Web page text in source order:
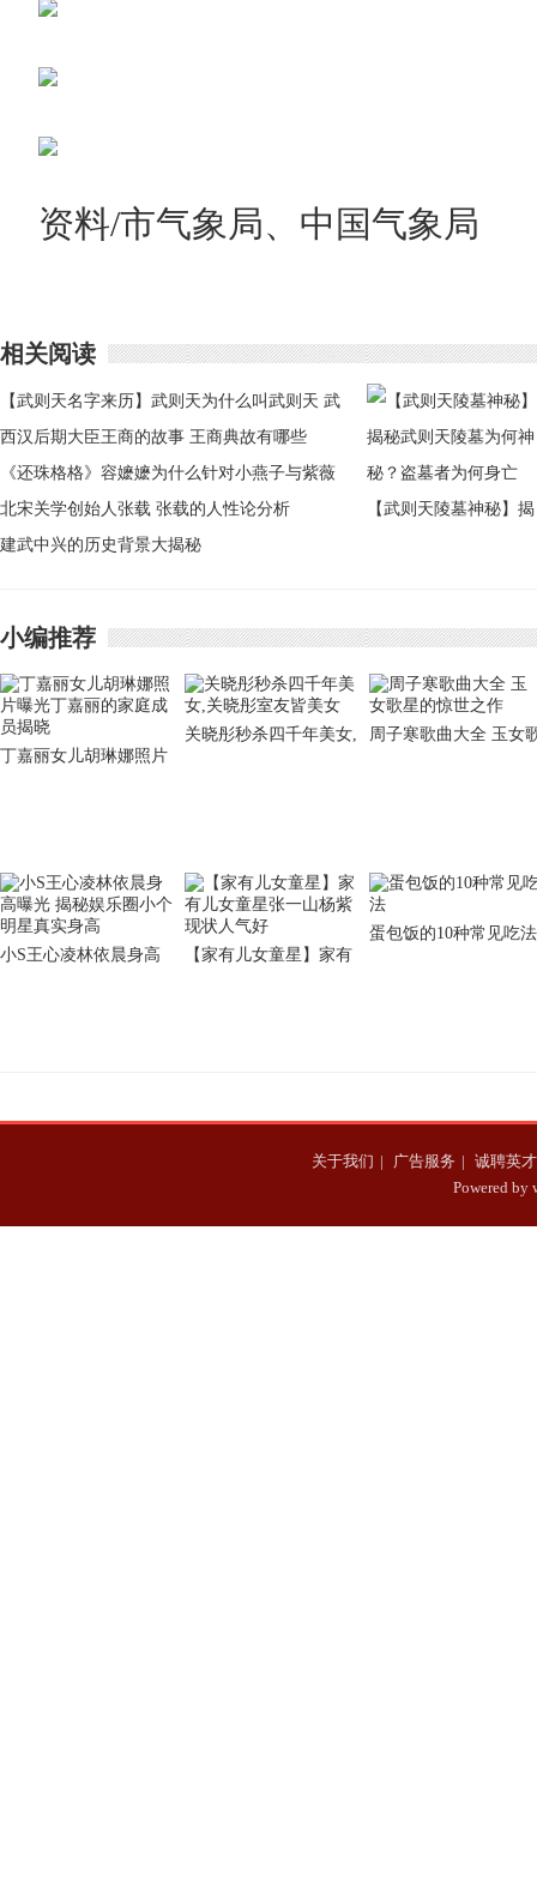
资料/市气象局、中国气象局
相关阅读
【武则天名字来历】武则天为什么叫武则天 武
则天名字有什么来头
西汉后期大臣王商的故事 王商典故有哪些
《还珠格格》容嬷嬷为什么针对小燕子与紫薇
北宋关学创始人张载 张载的人性论分析
建武中兴的历史背景大揭秘
【武则天陵墓神秘】揭
小编推荐
丁嘉丽女儿胡琳娜照片
关晓彤秒杀四千年美女,
周子寒歌曲大全 玉女
小S王心凌林依晨身高
【家有儿女童星】家有
蛋包饭的10种常见吃法
关于我们 | 广告服务 | 诚聘英才
Powered by